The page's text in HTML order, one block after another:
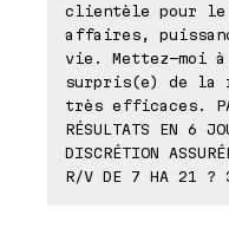
clientèle pour le
affaires,
vie. Mettez-moi
surpris(e) de la
très efficaces.
RÉSULTATS EN 6
DISCRÉTION
R/V DE 7 HA 21 ?